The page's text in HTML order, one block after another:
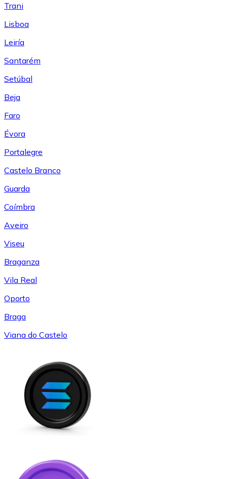
Trani
Lisboa
Leiría
Santarém
Setúbal
Beja
Faro
Évora
Portalegre
Castelo Branco
Guarda
Coímbra
Aveiro
Viseu
Braganza
Vila Real
Oporto
Braga
Viana do Castelo